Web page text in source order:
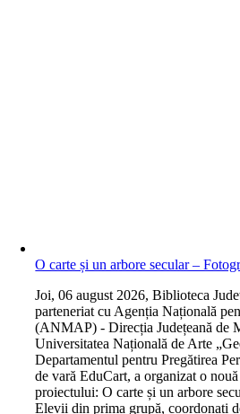
O carte și un arbore secular –
Joi, 06 august 2026, Biblioteca
parteneriat cu Agenția Națională
(ANMAP) - Direcția Județeană de
Universitatea Națională de Arte
Departamentul pentru Pregătirea
de vară EduCart, a organizat o
proiectului: O carte și un arbore
Elevii din prima grupă, coordonați